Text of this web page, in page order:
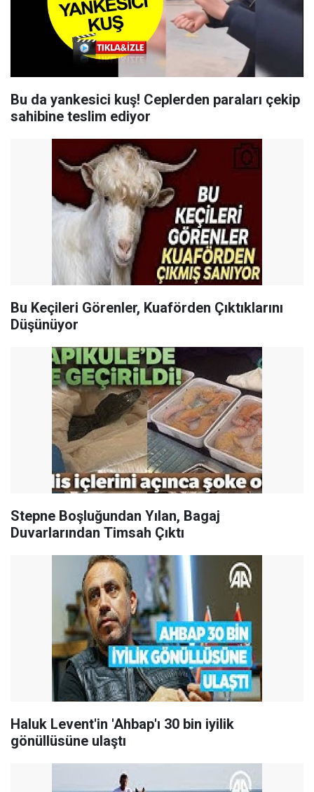
Bu da yankesici kuş! Ceplerden paraları çekip
sahibine teslim ediyor
Bu Keçileri Görenler, Kuaförden Çıktıklarını
Düşünüyor
Stepne Boşluğundan Yılan, Bagaj
Duvarlarından Timsah Çıktı
Haluk Levent'in 'Ahbap'ı 30 bin iyilik
gönüllüsüne ulaştı